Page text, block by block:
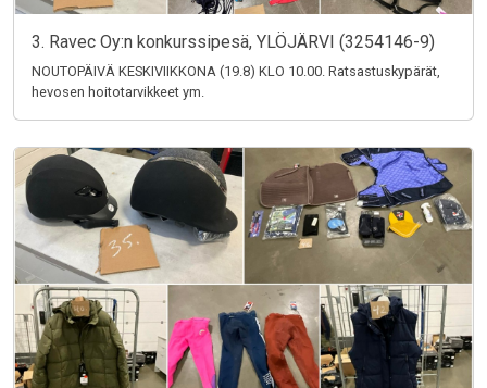
3. Ravec Oy:n konkurssipesä, YLÖJÄRVI (3254146-9)
NOUTOPÄIVÄ KESKIVIIKKONA (19.8) KLO 10.00. Ratsastuskypärät,
hevosen hoitotarvikkeet ym.